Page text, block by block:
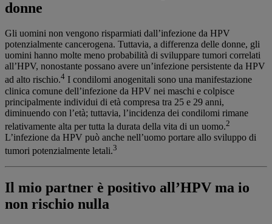
donne
Gli uomini non vengono risparmiati dall’infezione da HPV
potenzialmente cancerogena. Tuttavia, a differenza delle donne, gli
uomini hanno molte meno probabilità di sviluppare tumori correlati
all’HPV, nonostante possano avere un’infezione persistente da HPV
ad alto rischio.4 I condilomi anogenitali sono una manifestazione
clinica comune dell’infezione da HPV nei maschi e colpisce
principalmente individui di età compresa tra 25 e 29 anni,
diminuendo con l’età; tuttavia, l’incidenza dei condilomi rimane
relativamente alta per tutta la durata della vita di un uomo.2
L’infezione da HPV può anche nell’uomo portare allo sviluppo di
tumori potenzialmente letali.3
Il mio partner è positivo all’HPV ma io
non rischio nulla